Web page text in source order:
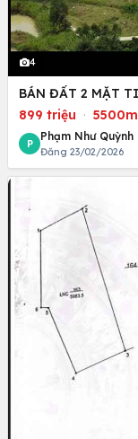
4
BÁN ĐẤT 2 MẶT
899 triệu · 5500m
P
Phạm Như Quỳnh
Đăng 23/02/2026